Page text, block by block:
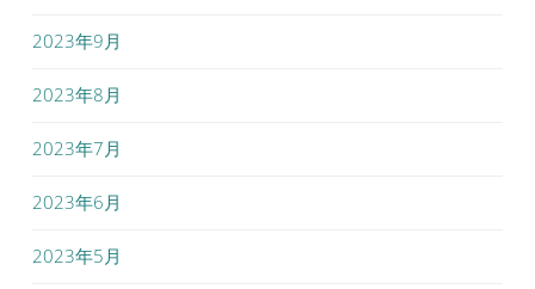
2023年9月
2023年8月
2023年7月
2023年6月
2023年5月